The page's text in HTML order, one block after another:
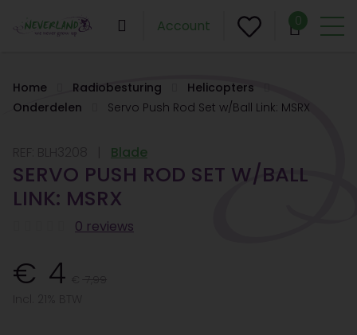
Account 0
Home Radiobesturing
Helicopters
Onderdelen
Servo Push Rod Set w/Ball Link: MSRX
Blade
SERVO PUSH ROD SET W/BALL
LINK: MSRX
0 reviews
4